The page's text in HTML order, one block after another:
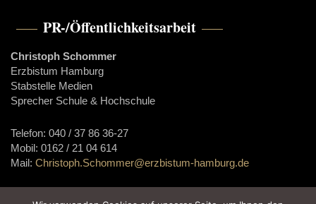
PR-/Öffentlichkeitsarbeit
Christoph Schommer
Erzbistum Hamburg
Stabstelle Medien
Sprecher Schule & Hochschule
Telefon: 040 / 37 86 36-27
Mobil: 0162 / 21 04 614
Mail: Christoph.Schommer@erzbistum-hamburg.de